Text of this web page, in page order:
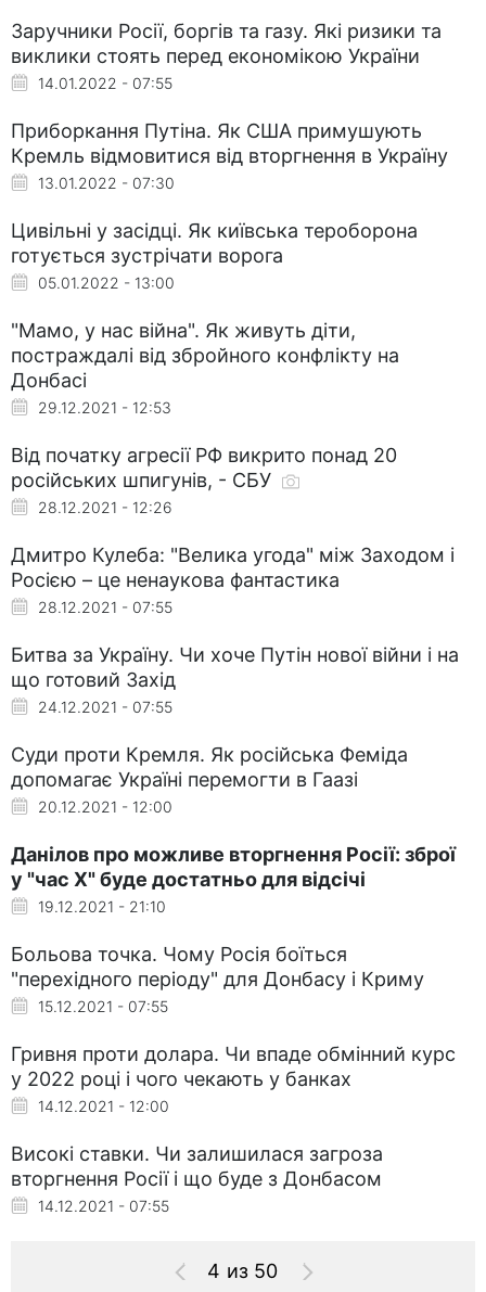
Заручники Росії, боргів та газу. Які ризики та
виклики стоять перед економікою України
14.01.2022 - 07:55
Приборкання Путіна. Як США примушують
Кремль відмовитися від вторгнення в Україну
13.01.2022 - 07:30
Цивільні у засідці. Як київська тероборона
готується зустрічати ворога
05.01.2022 - 13:00
"Мамо, у нас війна". Як живуть діти,
постраждалі від збройного конфлікту на
Донбасі
29.12.2021 - 12:53
Від початку агресії РФ викрито понад 20
російських шпигунів, - СБУ
28.12.2021 - 12:26
Дмитро Кулеба: "Велика угода" між Заходом і
Росією – це ненаукова фантастика
28.12.2021 - 07:55
Битва за Україну. Чи хоче Путін нової війни і на
що готовий Захід
24.12.2021 - 07:55
Суди проти Кремля. Як російська Феміда
допомагає Україні перемогти в Гаазі
20.12.2021 - 12:00
Данілов про можливе вторгнення Росії: зброї
у "час X" буде достатньо для відсічі
19.12.2021 - 21:10
Больова точка. Чому Росія боїться
"перехідного періоду" для Донбасу і Криму
15.12.2021 - 07:55
Гривня проти долара. Чи впаде обмінний курс
у 2022 році і чого чекають у банках
14.12.2021 - 12:00
Високі ставки. Чи залишилася загроза
вторгнення Росії і що буде з Донбасом
14.12.2021 - 07:55
4 из 50